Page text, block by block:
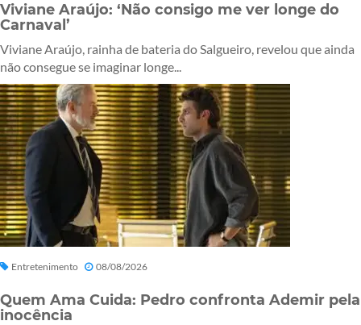
Viviane Araújo: ‘Não consigo me ver longe do
Carnaval’
Viviane Araújo, rainha de bateria do Salgueiro, revelou que ainda
não consegue se imaginar longe...
Entretenimento 08/08/2026
Quem Ama Cuida: Pedro confronta Ademir pela
inocência